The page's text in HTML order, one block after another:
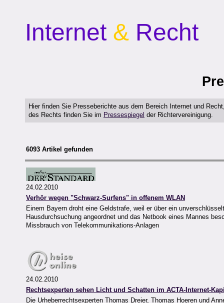
Internet & Recht
Hier finden Sie Presseberichte aus dem Bereich Internet und
des Rechts finden Sie im Pressespiegel der Richtervereinigung.
6093 Artikel gefunden
24.02.2010
Verhör wegen "Schwarz-Surfens" in offenem WLAN
Einem Bayern droht eine Geldstrafe, weil er über ein
Hausdurchsuchung angeordnet und das Netbook eines Mannes
Missbrauch von Telekommunikations-Anlagen
24.02.2010
Rechtsexperten sehen Licht und Schatten im ACTA-Internet-
Die Urheberrechtsexperten Thomas Dreier, Thomas Hoeren und